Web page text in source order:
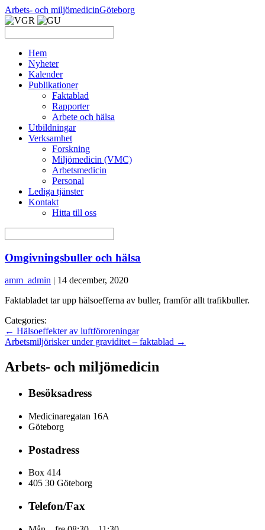
Arbets- och miljömedicinGöteborg
Hem
Nyheter
Kalender
Publikationer
Faktablad
Rapporter
Arbete och hälsa
Utbildningar
Verksamhet
Forskning
Miljömedicin (VMC)
Arbetsmedicin
Personal
Lediga tjänster
Kontakt
Hitta till oss
Omgivningsbuller och hälsa
amm_admin | 14 december, 2020
Faktabladet tar upp hälsoefferna av buller, framför allt trafikbuller.
Categories:
← Hälsoeffekter av luftföroreningar
Arbetsmiljörisker under graviditet – faktablad →
Arbets- och miljömedicin
Besöksadress
Medicinaregatan 16A
Göteborg
Postadress
Box 414
405 30 Göteborg
Telefon/Fax